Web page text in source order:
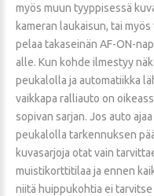
myös muun tyyppisessä
kameran laukaisun, tai
pelaa takaseinän AF-ON-
alle. Kun kohde ilmestyy
peukalolla ja automatiikka
vaikkapa ralliauto on
sopivan sarjan. Jos auto
peukalolla tarkennuksen
kuvasarjoja otat vain
muistikorttitilaa ja ennen
niitä huippukohtia ei